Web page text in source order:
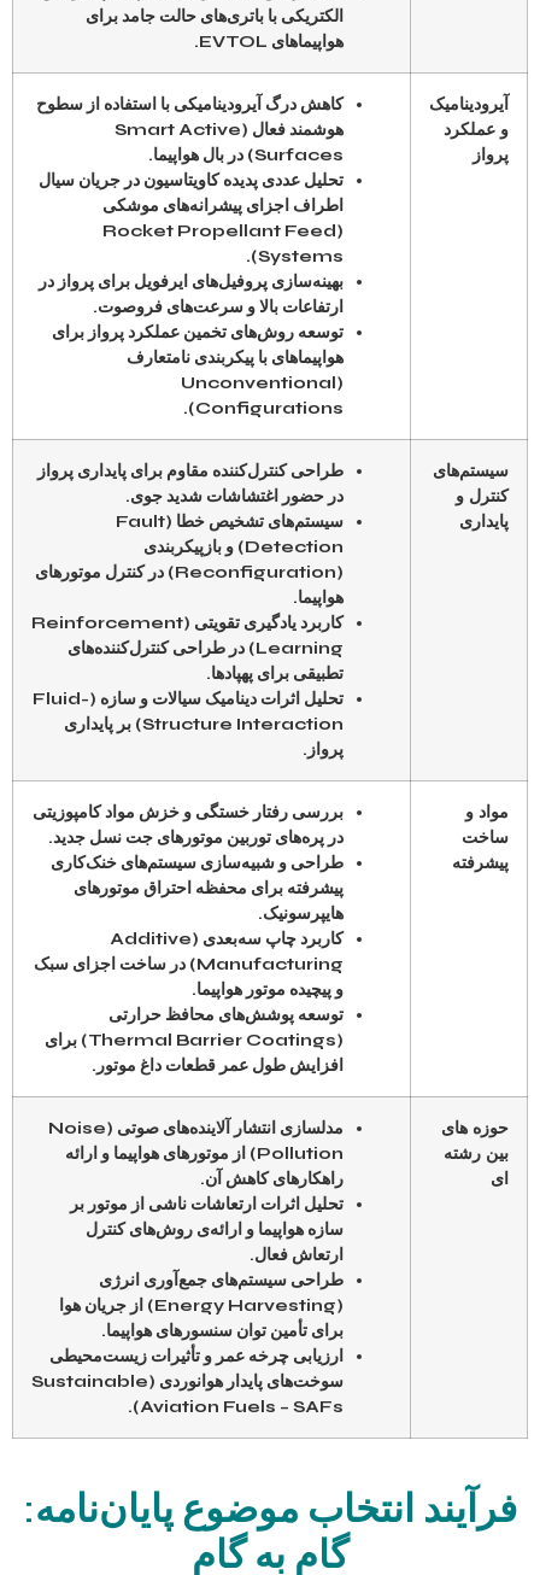
الکتریکی با باتری‌های حالت جامد برای
هواپیماهای EVTOL.
آیرودینامیک
و عملکرد
پرواز
کاهش درگ آیرودینامیکی با استفاده از سطوح
هوشمند فعال (Smart Active
Surfaces) در بال هواپیما.
تحلیل عددی پدیده کاویتاسیون در جریان سیال
اطراف اجزای پیشرانه‌های موشکی
(Rocket Propellant Feed
Systems).
بهینه‌سازی پروفیل‌های ایرفویل برای پرواز در
ارتفاعات بالا و سرعت‌های فروصوت.
توسعه روش‌های تخمین عملکرد پرواز برای
هواپیماهای با پیکربندی نامتعارف
(Unconventional
Configurations).
سیستم‌های
کنترل و
پایداری
طراحی کنترل‌کننده مقاوم برای پایداری پرواز
در حضور اغتشاشات شدید جوی.
سیستم‌های تشخیص خطا (Fault
Detection) و بازپیکربندی
(Reconfiguration) در کنترل موتورهای
هواپیما.
کاربرد یادگیری تقویتی (Reinforcement
Learning) در طراحی کنترل‌کننده‌های
تطبیقی برای پهپادها.
تحلیل اثرات دینامیک سیالات و سازه (Fluid-
Structure Interaction) بر پایداری
پرواز.
مواد و
ساخت
پیشرفته
بررسی رفتار خستگی و خزش مواد کامپوزیتی
در پره‌های توربین موتورهای جت نسل جدید.
طراحی و شبیه‌سازی سیستم‌های خنک‌کاری
پیشرفته برای محفظه احتراق موتورهای
هایپرسونیک.
کاربرد چاپ سه‌بعدی (Additive
Manufacturing) در ساخت اجزای سبک
و پیچیده موتور هواپیما.
توسعه پوشش‌های محافظ حرارتی
(Thermal Barrier Coatings) برای
افزایش طول عمر قطعات داغ موتور.
حوزه های
بین رشته
ای
مدلسازی انتشار آلاینده‌های صوتی (Noise
Pollution) از موتورهای هواپیما و ارائه
راهکارهای کاهش آن.
تحلیل اثرات ارتعاشات ناشی از موتور بر
سازه هواپیما و ارائه‌ی روش‌های کنترل
ارتعاش فعال.
طراحی سیستم‌های جمع‌آوری انرژی
(Energy Harvesting) از جریان هوا
برای تأمین توان سنسورهای هواپیما.
ارزیابی چرخه عمر و تأثیرات زیست‌محیطی
سوخت‌های پایدار هوانوردی (Sustainable
Aviation Fuels – SAFs).
فرآیند انتخاب موضوع پایان‌نامه:
گام به گام